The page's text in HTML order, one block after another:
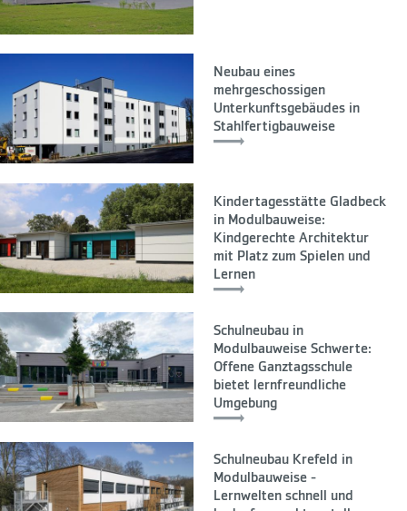
Neubau eines
mehrgeschossigen
Unterkunftsgebäudes in
Stahlfertigbauweise
Kindertagesstätte Gladbeck
in Modulbauweise:
Kindgerechte Architektur
mit Platz zum Spielen und
Lernen
Schulneubau in
Modulbauweise Schwerte:
Offene Ganztagsschule
bietet lernfreundliche
Umgebung
Schulneubau Krefeld in
Modulbauweise -
Lernwelten schnell und